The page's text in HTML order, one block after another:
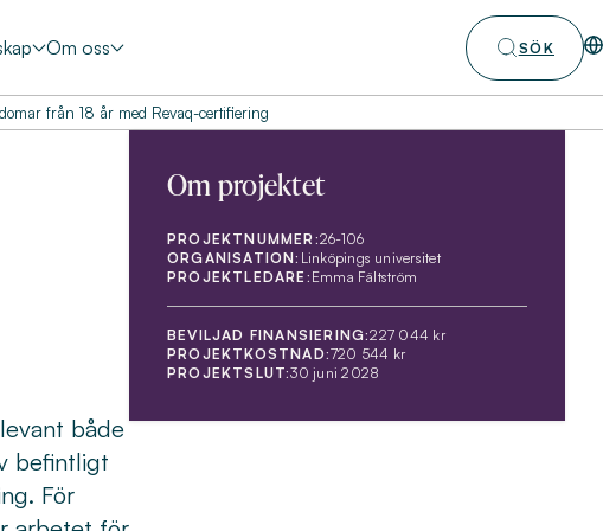
Om oss SÖK
från 18 år med Revaq-certifiering
både
befintligt
För
Om projektet
PROJEKTNUMMER:26-106
ORGANISATION: Linköpings universitet
PROJEKTLEDARE: Emma Fältström
BEVILJAD FINANSIERING:227 044 kr
PROJEKTKOSTNAD:720 544 kr
PROJEKTSLUT:30 juni 2028